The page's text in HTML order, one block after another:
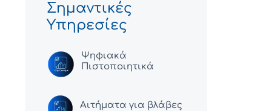
Σημαντικές
Υπηρεσίες
Ψηφιακά
Πιστοποιητικά
Αιτήματα για βλάβες